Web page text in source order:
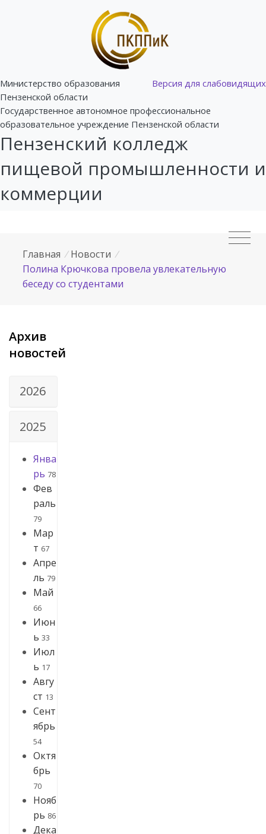
Версия для слабовидящих
Министерство образования
Пензенской области
Государственное автономное профессиональное
образовательное учреждение Пензенской области
Пензенский колледж
пищевой промышленности и
коммерции
Главная / Новости /
Полина Крючкова провела увлекательную
беседу со студентами
Архив
новостей
2026
2025
Янва
рь 78
Фев
раль
79
Мар
т 67
Апре
ль 79
Май
66
Июн
ь 33
Июл
ь 17
Авгу
ст 13
Сент
ябрь
54
Октя
брь
70
Нояб
рь 86
Дека